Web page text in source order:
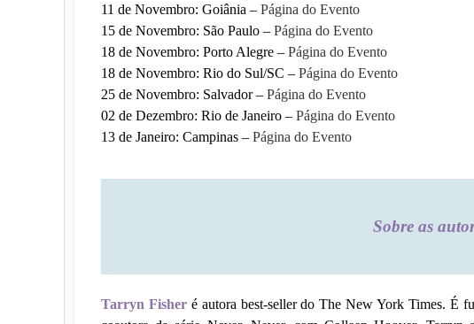
11 de Novembro: Goiânia – Página do Evento
15 de Novembro: São Paulo – Página do Evento
18 de Novembro: Porto Alegre – Página do Evento
18 de Novembro: Rio do Sul/SC – Página do Evento
25 de Novembro: Salvador – Página do Evento
02 de Dezembro: Rio de Janeiro – Página do Evento
13 de Janeiro: Campinas – Página do Evento
Sobre as
Tarryn Fisheré autora best-seller do The New York Times. É